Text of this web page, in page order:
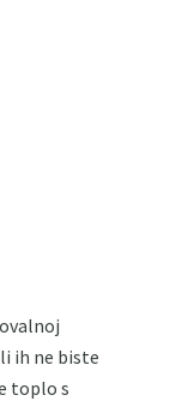
ih ne biste
toplo s